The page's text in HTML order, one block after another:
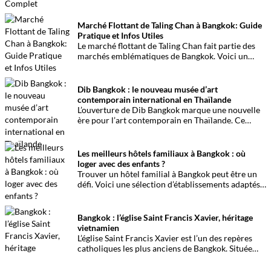
Marché Flottant de Taling Chan à Bangkok: Guide
Pratique et Infos Utiles
Le marché flottant de Taling Chan fait partie des
marchés emblématiques de Bangkok. Voici un
Dib Bangkok : le nouveau musée d’art
contemporain international en Thaïlande
L’ouverture de Dib Bangkok marque une nouvelle
ère pour l’art contemporain en Thaïlande. Ce
capitale.
Les meilleurs hôtels familiaux à Bangkok : où
loger avec des enfants ?
Trouver un hôtel familial à Bangkok peut être un
défi. Voici une sélection d’établissements adaptés
Bangkok : l’église Saint Francis Xavier, héritage
vietnamien
L’église Saint Francis Xavier est l’un des repères
catholiques les plus anciens de Bangkok. Située